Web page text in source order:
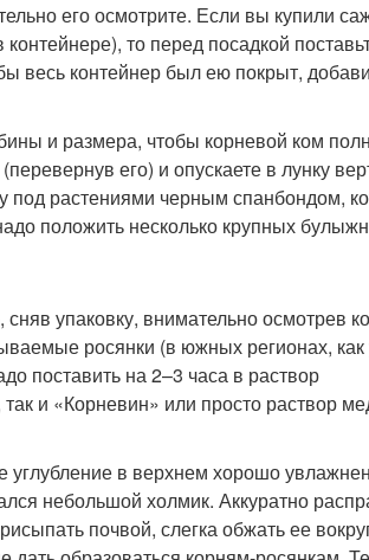
его осмотрите. Если вы купили
то перед посадкой
весь контейнер был ею покрыт,
и размера, чтобы корневой ком
его) и опускаете в лунку
под растениями черным спанбондом,
положить несколько крупных
упаковку, внимательно осмотрев
росянки (в южных регионах,
поставить на 2–3 часа в раствор
и «Корневин» или просто раствор
в верхнем хорошо
небольшой холмик. Аккуратно
почвой, слегка обжать ее